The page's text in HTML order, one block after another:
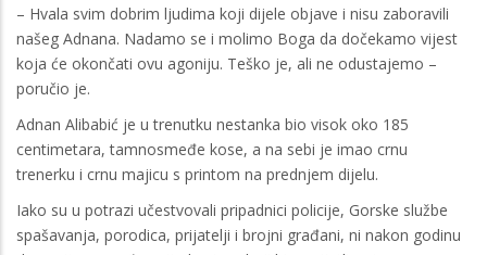
– Hvala svim dobrim ljudima koji dijele objave i nisu zaboravili
našeg Adnana. Nadamo se i molimo Boga da dočekamo vijest
koja će okončati ovu agoniju. Teško je, ali ne odustajemo –
poručio je.
Adnan Alibabić je u trenutku nestanka bio visok oko 185
centimetara, tamnosmeđe kose, a na sebi je imao crnu
trenerku i crnu majicu s printom na prednjem dijelu.
Iako su u potrazi učestvovali pripadnici policije, Gorske službe
spašavanja, porodica, prijatelji i brojni građani, ni nakon godinu